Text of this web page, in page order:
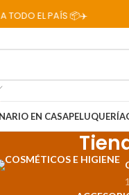
EL PAÍS 📦✈️
EN CASAPELUQUERÍA